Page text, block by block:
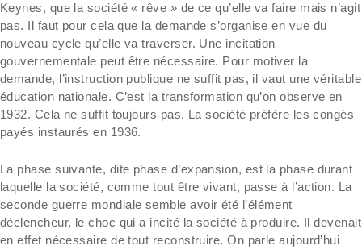
Keynes, que la société « rêve » de ce qu’elle va faire mais n’agit
pas. Il faut pour cela que la demande s’organise en vue du
nouveau cycle qu’elle va traverser. Une incitation
gouvernementale peut être nécessaire. Pour motiver la
demande, l’instruction publique ne suffit pas, il vaut une véritable
éducation nationale. C’est la transformation qu’on observe en
1932. Cela ne suffit toujours pas. La société préfère les congés
payés instaurés en 1936.
La phase suivante, dite phase d’expansion, est la phase durant
laquelle la société, comme tout être vivant, passe à l’action. La
seconde guerre mondiale semble avoir été l’élément
déclencheur, le choc qui a incité la société à produire. Il devenait
en effet nécessaire de tout reconstruire. On parle aujourd’hui